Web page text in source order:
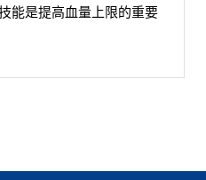
能是提高血量上限的重要